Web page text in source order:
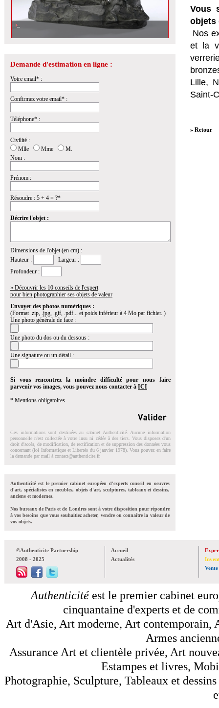
Demande d'estimation en ligne :
Votre email* :
Confirmez votre email* :
Téléphone* :
Civilité :
Mlle
Mme
M.
Nom :
Prénom :
Résoudre : 5 + 4 = ?*
Décrire l'objet :
Dimensions de l'objet (en cm) :
Hauteur :
Largeur :
Profondeur :
» Découvrir les 10 conseils de l'expert
pour bien photographier ses objets de valeur
Envoyer des photos numériques :
(Format .zip, .jpg, .gif, .pdf... et poids inférieur à 4 Mo par fichier. )
Une photo générale de face :
Une photo du dos ou du dessous :
Une signature ou un détail :
Si vous rencontrez la moindre difficulté pour nous faire
parvenir vos images, vous pouvez nous contacter à ICI
* Mentions obligatoires
Ces informations sont destinées au cabinet Authenticité. Aucune information
personnelle n'est collectée à votre insu ni cédée à des tiers. Vous disposez d'un
droit d'accés, de modification, de rectification et de suppression des données vous
concernant (loi Informatique et Libertés du 6 janvier 1978). Vous pouvez en faire
la demande par mail à contact@authenticite.fr.
Authenticité est le premier cabinet européen d'experts conseil en oeuvres
d'art, spécialistes en meubles, objets d'art, sculptures, tableaux et dessins,
anciens et modernes.
Nos bureaux de Paris et de Londres sont à votre disposition pour répondre
à vos besoins que vous souhaitiez acheter, vendre ou connaître la valeur de
vos objets.
Vous
objets
Nos
et la
Lille,
Saint-
» Retour
©Authenticite Partnership
2008 - 2025
Accueil
Actualités
Vente
Authenticitéest le premier cabinet
cinquantaine d'experts et de
Art d'Asie, Art moderne, Art contemporain,
Armes
Assurance Art et clientèle privée, Art
Estampes et livres,
Photographie, Sculpture, Tableaux et